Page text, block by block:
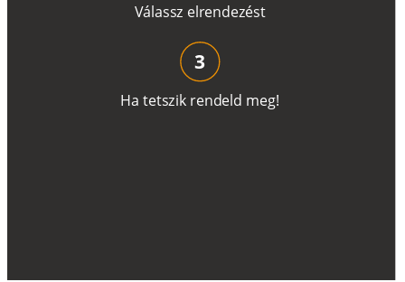
Válassz elrendezést
Ha tetszik rendeld meg!
3